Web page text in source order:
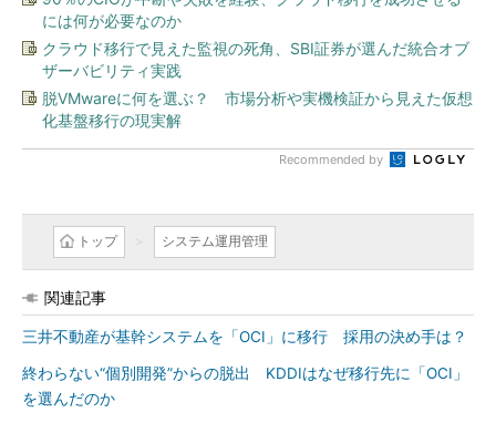
には何が必要なのか
クラウド移行で見えた監視の死角、SBI証券が選んだ統合オブ
ザーバビリティ実践
脱VMwareに何を選ぶ？ 市場分析や実機検証から見えた仮想
化基盤移行の現実解
Recommended by
トップ システム運用管理
関連記事
三井不動産が基幹システムを「OCI」に移行 採用の決め手は？
終わらない“個別開発”からの脱出 KDDIはなぜ移行先に「OCI」
を選んだのか